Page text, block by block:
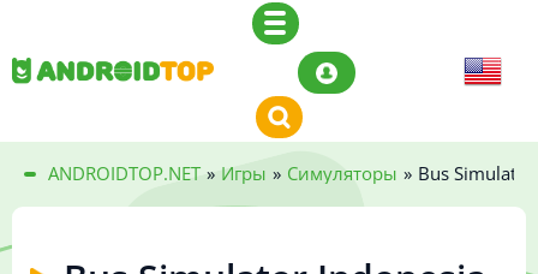
ANDROIDTOP.NET » Игры » Симуляторы » Bus